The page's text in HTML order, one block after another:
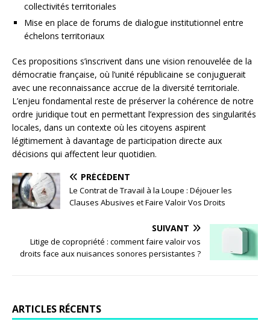
collectivités territoriales
Mise en place de forums de dialogue institutionnel entre
échelons territoriaux
Ces propositions s’inscrivent dans une vision renouvelée de la
démocratie française, où l’unité républicaine se conjuguerait
avec une reconnaissance accrue de la diversité territoriale.
L’enjeu fondamental reste de préserver la cohérence de notre
ordre juridique tout en permettant l’expression des singularités
locales, dans un contexte où les citoyens aspirent
légitimement à davantage de participation directe aux
décisions qui affectent leur quotidien.
PRÉCÉDENT
Le Contrat de Travail à la Loupe : Déjouer les
Clauses Abusives et Faire Valoir Vos Droits
SUIVANT
Litige de copropriété : comment faire valoir vos
droits face aux nuisances sonores persistantes ?
ARTICLES RÉCENTS